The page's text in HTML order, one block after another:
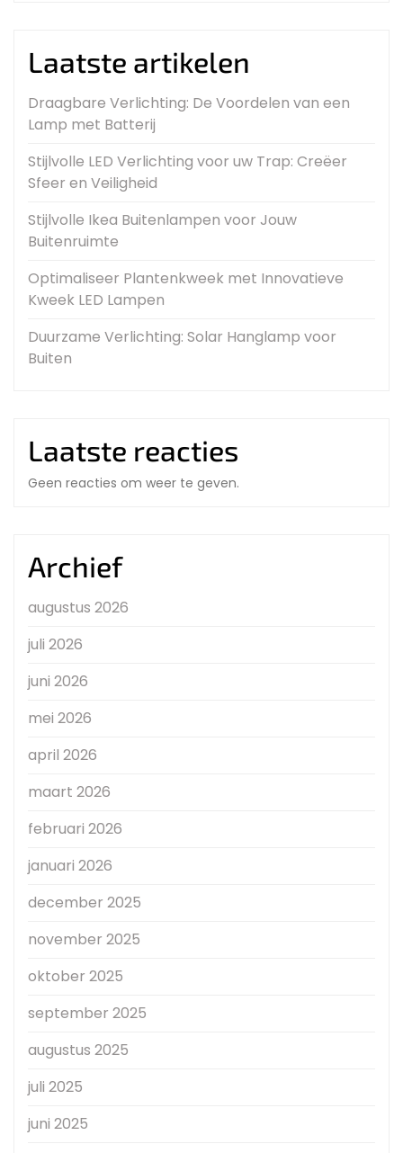
Laatste artikelen
Draagbare Verlichting: De Voordelen van een
Lamp met Batterij
Stijlvolle LED Verlichting voor uw Trap: Creëer
Sfeer en Veiligheid
Stijlvolle Ikea Buitenlampen voor Jouw
Buitenruimte
Optimaliseer Plantenkweek met Innovatieve
Kweek LED Lampen
Duurzame Verlichting: Solar Hanglamp voor
Buiten
Laatste reacties
Geen reacties om weer te geven.
Archief
augustus 2026
juli 2026
juni 2026
mei 2026
april 2026
maart 2026
februari 2026
januari 2026
december 2025
november 2025
oktober 2025
september 2025
augustus 2025
juli 2025
juni 2025